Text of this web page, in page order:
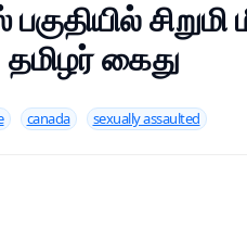
சிறுமி
கைது
canada sexually assaulted